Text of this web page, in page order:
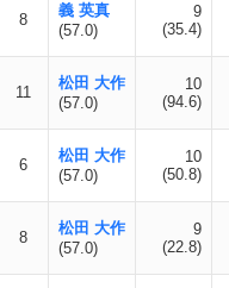
8
義 英真
(57.0)
9
(35.4)
11
松田 大作
(57.0)
10
(94.6)
6
松田 大作
(57.0)
10
(50.8)
8
松田 大作
(57.0)
9
(22.8)